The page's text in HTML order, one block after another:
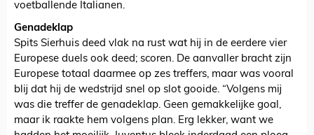
voetballende Italianen.
Genadeklap
Spits Sierhuis deed vlak na rust wat hij in de eerdere vier
Europese duels ook deed; scoren. De aanvaller bracht zijn
Europese totaal daarmee op zes treffers, maar was vooral
blij dat hij de wedstrijd snel op slot gooide. “Volgens mij
was die treffer de genadeklap. Geen gemakkelijke goal,
maar ik raakte hem volgens plan. Erg lekker, want we